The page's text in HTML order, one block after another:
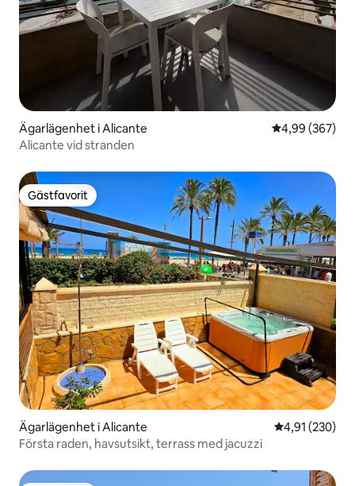
Ägarlägenhet i Alicante 4,99 av 5 i
4,99 (367)
Alicante vid stranden
Gästfavorit
Gästfavorit
Ägarlägenhet i Alicante 4,91 av 5 i
4,91 (230)
Första raden, havsutsikt, terrass med jacuzzi